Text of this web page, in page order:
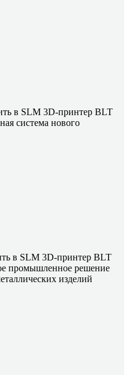
в SLM 3D-принтер BLT
система нового
в SLM 3D-принтер BLT
промышленное решение
изделий